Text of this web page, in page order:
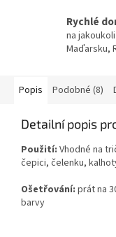
Rychlé
na
Maďarsku,
Popis Podobné (8)
Detailní popis
Použití: Vhodné na
čepici, čelenku,
Ošetřování: prát na
barvy